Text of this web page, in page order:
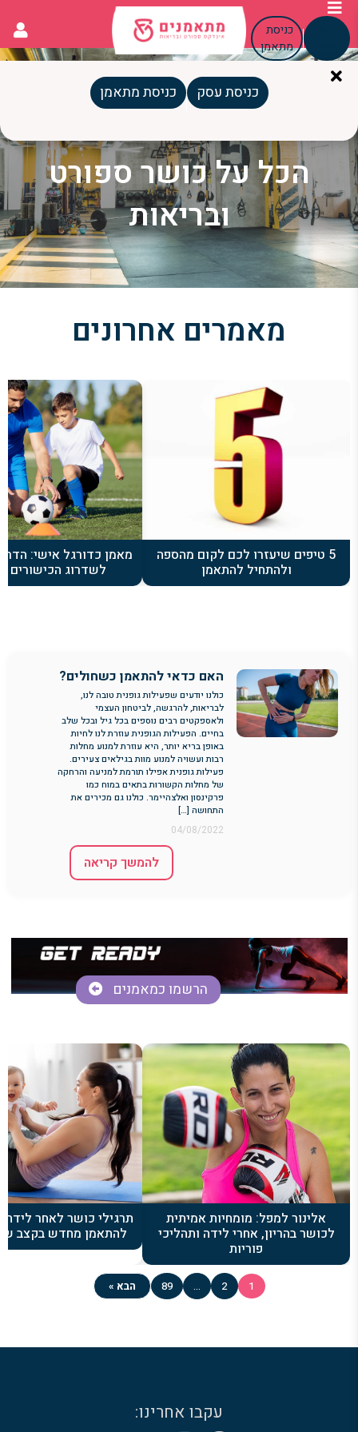
כניסת
מתאמן
כניסת עסק כניסת מתאמן
המגזין
הכל על כושר ספורט
ובריאות
מאמרים אחרונים
5 טיפים שיעזרו לכם לקום מהספה
ולהתחיל להתאמן
מאמן כדורגל אישי:
לשדרוג הכישורים
האם כדאי להתאמן כשחולים?
כולנו יודעים שפעילות גופנית טובה לנו,
לבריאות, להרגשה, לביטחון העצמי
ולאספקטים רבים נוספים בכל גיל ובכל שלב
בחיים. הפעילות הגופנית עוזרת לנו לחיות
באופן בריא יותר, היא עוזרת למנוע מחלות
רבות ועשויה למנוע מוות בגילאים צעירים.
פעילות גופנית אפילו תורמת למניעה והרחקה
של מחלות הקשורות בתאים במוח כמו
פרקינסון ואלצהיימר. כולנו גם מכירים את
התחושה […]
04/08/2022
להמשך קריאה
הרשמו כמאמנים
אלינור למפל: מומחיות אמיתית
לכושר בהריון, אחרי לידה ותהליכי
פוריות
תרגילי כושר לאחר
להתאמן מחדש בקצב
1
2
…
89 הבא »
עקבו אחרינו: